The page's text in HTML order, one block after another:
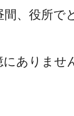
、役所で
ありませ